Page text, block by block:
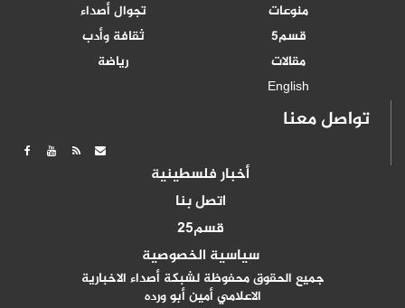
منوعات
تجوال أصداء
قسم5
ثقافة وأدب
مقالات
رياضة
English
تواصل معنا
أخبار فلسطينية
اتصل بنا
قسم25
سياسية الخصوصية
جميع الحقوق محفوظة لشبكة أصداء الاخبارية
الاعلامي أمين أبو ورده